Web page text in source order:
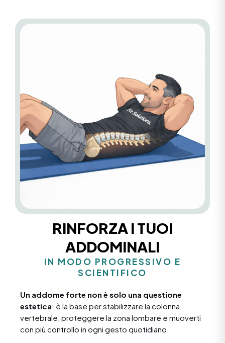
RINFORZA I TUOI
ADDOMINALI
IN MODO PROGRESSIVO E
SCIENTIFICO
Un addome forte non è solo una questione
estetica: è la base per stabilizzare la colonna
vertebrale, proteggere la zona lombare e muoverti
con più controllo in ogni gesto quotidiano.